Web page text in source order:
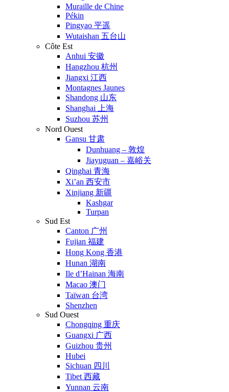
Muraille de Chine
Pékin
Pingyao 平遥
Wutaishan 五台山
Côte Est
Anhui 安徽
Hangzhou 杭州
Jiangxi 江西
Montagnes Jaunes
Shandong 山东
Shanghai 上海
Suzhou 苏州
Nord Ouest
Gansu 甘肃
Dunhuang – 敦煌
Jiayuguan – 嘉峪关
Qinghai 青海
Xi’an 西安市
Xinjiang 新疆
Kashgar
Turpan
Sud Est
Canton 广州
Fujian 福建
Hong Kong 香港
Hunan 湖南
Ile d’Hainan 海南
Macao 澳门
Taïwan 台湾
Shenzhen
Sud Ouest
Chongqing 重庆
Guangxi 广西
Guizhou 贵州
Hubei
Sichuan 四川
Tibet 西藏
Yunnan 云南